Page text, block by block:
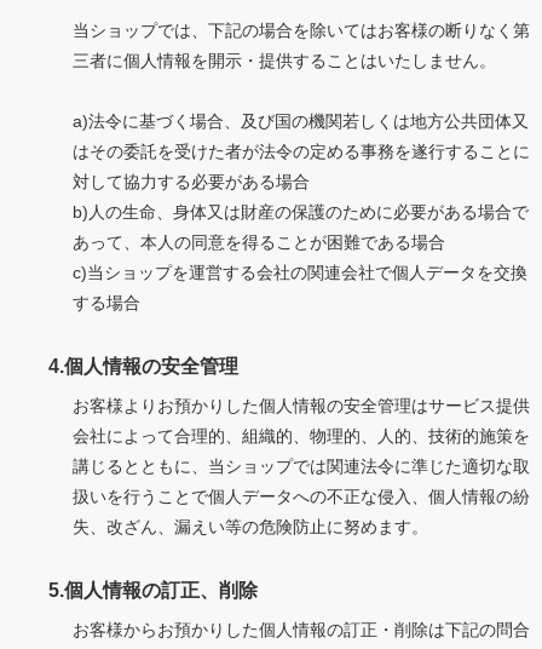
当ショップでは、下記の場合を除いてはお客様の断りなく第
三者に個人情報を開示・提供することはいたしません。
a)法令に基づく場合、及び国の機関若しくは地方公共団体又
はその委託を受けた者が法令の定める事務を遂行することに
対して協力する必要がある場合
b)人の生命、身体又は財産の保護のために必要がある場合で
あって、本人の同意を得ることが困難である場合
c)当ショップを運営する会社の関連会社で個人データを交換
する場合
4.個人情報の安全管理
お客様よりお預かりした個人情報の安全管理はサービス提供
会社によって合理的、組織的、物理的、人的、技術的施策を
講じるとともに、当ショップでは関連法令に準じた適切な取
扱いを行うことで個人データへの不正な侵入、個人情報の紛
失、改ざん、漏えい等の危険防止に努めます。
5.個人情報の訂正、削除
お客様からお預かりした個人情報の訂正・削除は下記の問合